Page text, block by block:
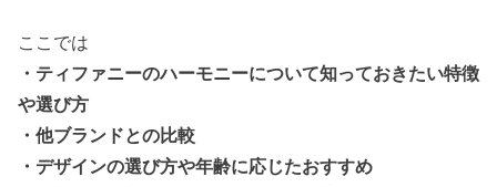
ここでは
・ティファニーのハーモニーについて知っておきたい特徴
や選び方
・他ブランドとの比較
・デザインの選び方や年齢に応じたおすすめ